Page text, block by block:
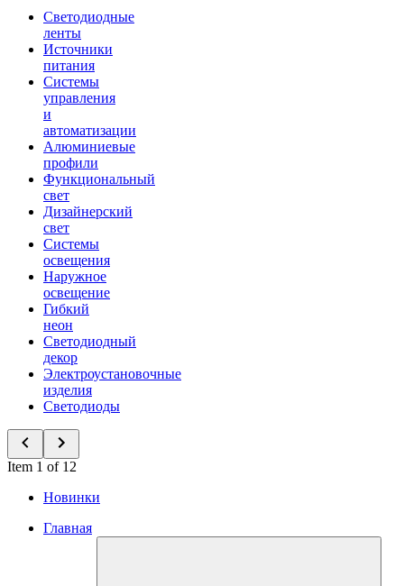
Светодиодные
ленты
Источники
питания
Системы
управления
и
автоматизации
Алюминиевые
профили
Функциональный
свет
Дизайнерский
свет
Системы
освещения
Наружное
освещение
Гибкий
неон
Светодиодный
декор
Электроустановочные
изделия
Светодиоды
Item 1 of 12
Новинки
Главная